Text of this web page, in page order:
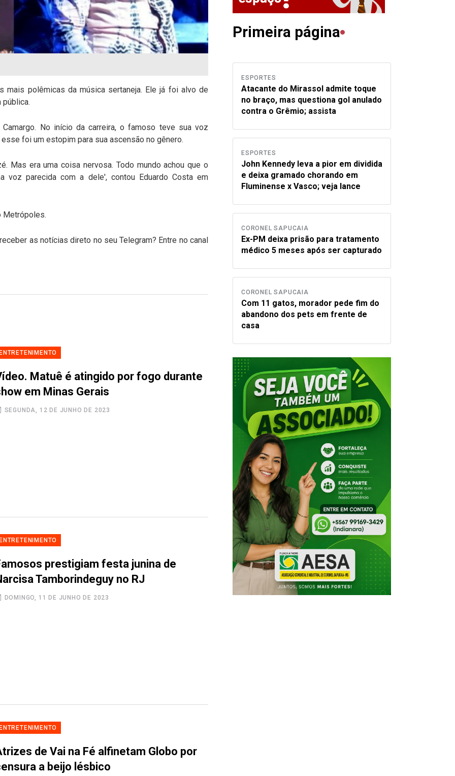
mais polêmicas da música sertaneja. Ele já foi alvo de
No início da carreira, o famoso teve sua voz
foi um estopim para sua ascensão no gênero.
Mas era uma coisa nervosa. Todo mundo achou que o
voz parecida com a dele', contou Eduardo Costa em
Metrópoles.
as notícias direto no seu Telegram? Entre no canal
Matuê é atingido por fogo durante
em Minas Gerais
SEGUNDA, 12 DE JUNHO DE 2023
prestigiam festa junina de
Tamborindeguy no RJ
DOMINGO, 11 DE JUNHO DE 2023
de Vai na Fé alfinetam Globo por
a beijo lésbico
Primeira página
ESPORTES
Atacante do Mirassol admite toque
no braço, mas questiona gol anulado
contra o Grêmio; assista
ESPORTES
John Kennedy leva a pior em dividida
e deixa gramado chorando em
Fluminense x Vasco; veja lance
CORONEL SAPUCAIA
Ex-PM deixa prisão para tratamento
médico 5 meses após ser capturado
CORONEL SAPUCAIA
Com 11 gatos, morador pede fim do
abandono dos pets em frente de
casa